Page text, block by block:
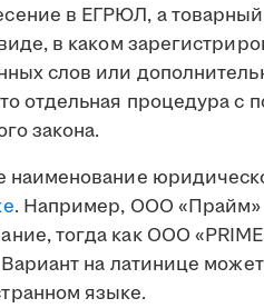
в ЕГРЮЛ, а
в каком
слов или
отдельная процедура с
закона.
наименование
. Например, ООО «Прайм»
тогда как ООО
на латинице
языке.